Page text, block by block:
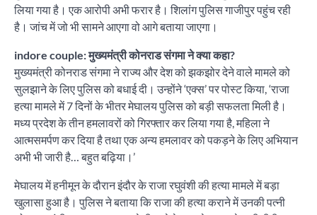
लिया गया है। एक आरोपी अभी फरार है। शिलांग पुलिस गाजीपुर पहुंच रही
है। जांच में जो भी सामने आएगा वो आगे बताया जाएगा।
indore couple: मुख्यमंत्री कोनराड संगमा ने क्या कहा?
मुख्यमंत्री कोनराड संगमा ने राज्य और देश को झकझोर देने वाले मामले को
सुलझाने के लिए पुलिस को बधाई दी। उन्होंने ‘एक्स’ पर पोस्ट किया, ‘राजा
हत्या मामले में 7 दिनों के भीतर मेघालय पुलिस को बड़ी सफलता मिली है।
मध्य प्रदेश के तीन हमलावरों को गिरफ्तार कर लिया गया है, महिला ने
आत्मसमर्पण कर दिया है तथा एक अन्य हमलावर को पकड़ने के लिए अभियान
अभी भी जारी है… बहुत बढ़िया।’
मेघालय में हनीमून के दौरान इंदौर के राजा रघुवंशी की हत्या मामले में बड़ा
खुलासा हुआ है। पुलिस ने बताया कि राजा की हत्या कराने में उनकी पत्नी